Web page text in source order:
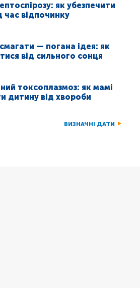
як убезпечити
час відпочинку
— погана ідея: як
від сильного сонця
токсоплазмоз: як мамі
дитину від хвороби
ВИЗНАЧНІ ДАТИ